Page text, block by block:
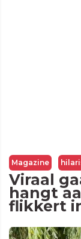
Magazine
Viraal
hangt
flikkert